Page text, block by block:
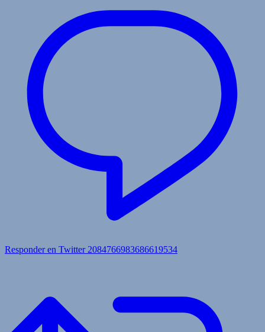
Responder en Twitter 2084766983686619534